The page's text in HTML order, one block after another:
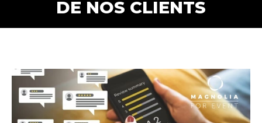
DE NOS CLIENTS